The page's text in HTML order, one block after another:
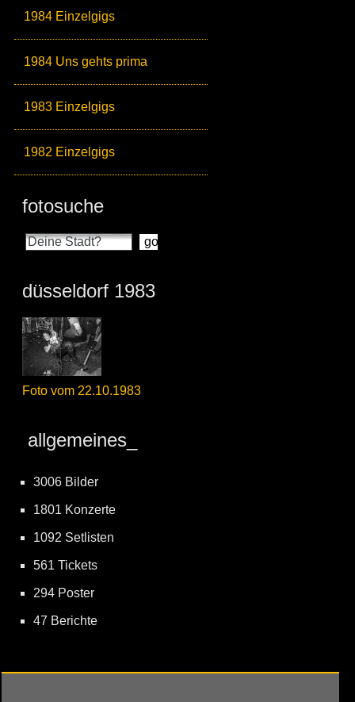
1984 Einzelgigs
1984 Uns gehts prima
1983 Einzelgigs
1982 Einzelgigs
fotosuche
düsseldorf 1983
Foto vom 22.10.1983
allgemeines_
3006 Bilder
1801 Konzerte
1092 Setlisten
561 Tickets
294 Poster
47 Berichte